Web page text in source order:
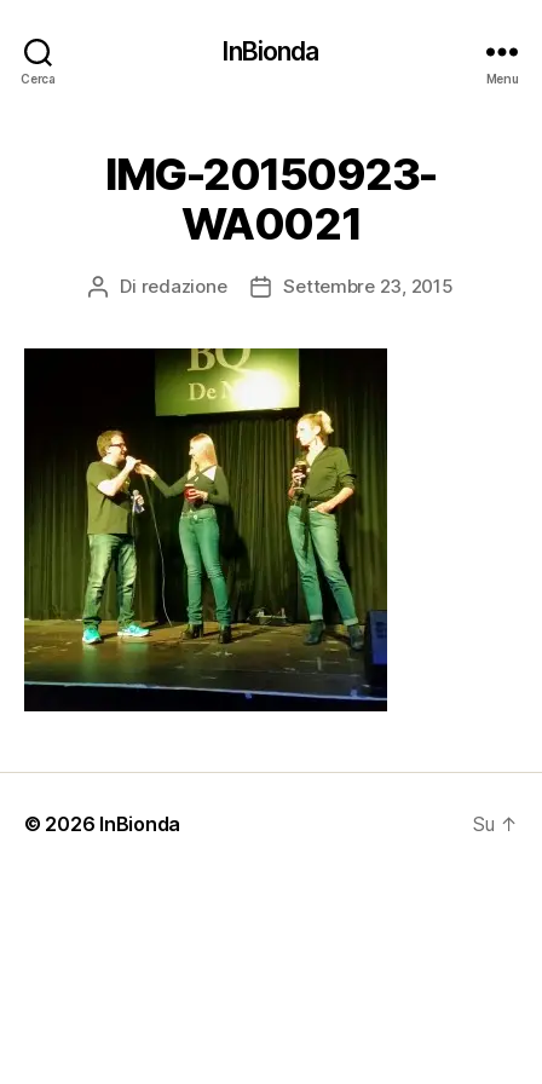
Cerca
InBionda
Menu
IMG-20150923-
WA0021
Autore
Di redazione
DataSettembre 23, 2015
© 2026 InBionda Su ↑